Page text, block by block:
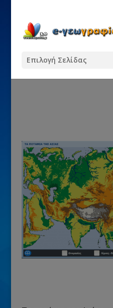
Επιλογή Σελίδας